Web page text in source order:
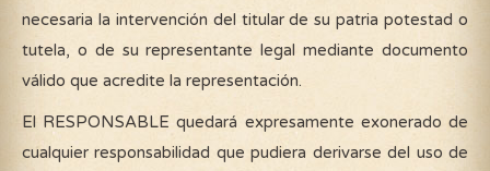
necesaria la intervención del titular de su patria potestad o
tutela, o de su representante legal mediante documento
válido que acredite la representación.
El RESPONSABLE quedará expresamente exonerado de
cualquier responsabilidad que pudiera derivarse del uso de